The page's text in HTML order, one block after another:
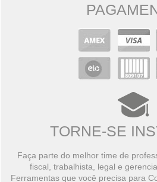
TORNE-SE
Faça parte do melhor time de
fiscal, trabalhista, legal e
Ferramentas que você precisa para